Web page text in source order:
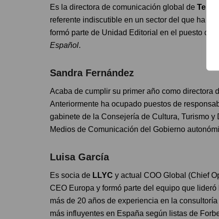
Es la directora de comunicación global de
referente indiscutible en un sector del que ha
formó parte de Unidad Editorial en el puesto de
Español.
Sandra Fernández
Acaba de cumplir su primer año como directora
Anteriormente ha ocupado puestos de
gabinete de la Consejería de Cultura, Turismo
Medios de Comunicación del Gobierno
Luisa García
Es socia de LLYC y actual COO Global (Chief
CEO Europa y formó parte del equipo que
más de 20 años de experiencia en la
más influyentes en España según listas de